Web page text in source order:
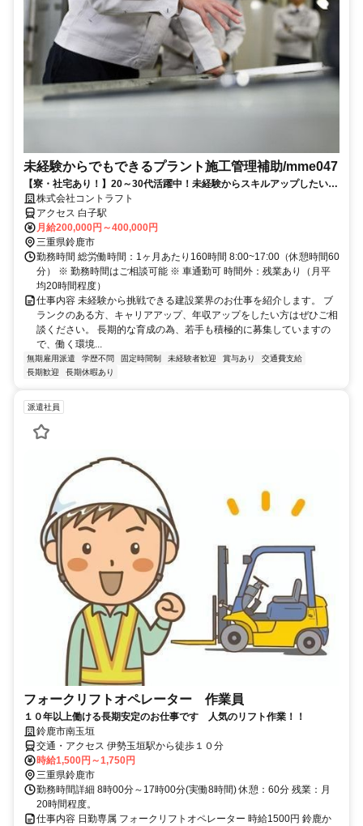
未経験からでもできるプラント施工管理補助/mme047
【寮・社宅あり！】20～30代活躍中！未経験からスキルアップしたい方
を全面応援いたします！ ◎安定して長く働くことができる！建設業を支
えるお仕事です。
株式会社コントラフト
アクセス 白子駅
月給200,000円～400,000円
三重県鈴鹿市
勤務時間 総労働時間：1ヶ月あたり160時間 8:00~17:00（休憩時間60
分） ※ 勤務時間はご相談可能 ※ 車通勤可 時間外：残業あり（月平
均20時間程度）
仕事内容 未経験から挑戦できる建設業界のお仕事を紹介します。 ブ
ランクのある方、キャリアアップ、年収アップをしたい方はぜひご相
談ください。 長期的な育成の為、若手も積極的に募集していますの
で、働く環境...
無期雇用派遣 学歴不問 固定時間制 未経験者歓迎 賞与あり
交通費支給
長期歓迎
長期休暇あり
派遣社員
フォークリフトオペレーター 作業員
１０年以上働ける長期安定のお仕事です 人気のリフト作業！！
鈴鹿市南玉垣
交通・アクセス 伊勢玉垣駅から徒歩１０分
時給1,500円～1,750円
三重県鈴鹿市
勤務時間詳細 8時00分～17時00分(実働8時間) 休憩：60分 残業：月
20時間程度。
仕事内容 日勤専属 フォークリフトオペレーター 時給1500円 鈴鹿か